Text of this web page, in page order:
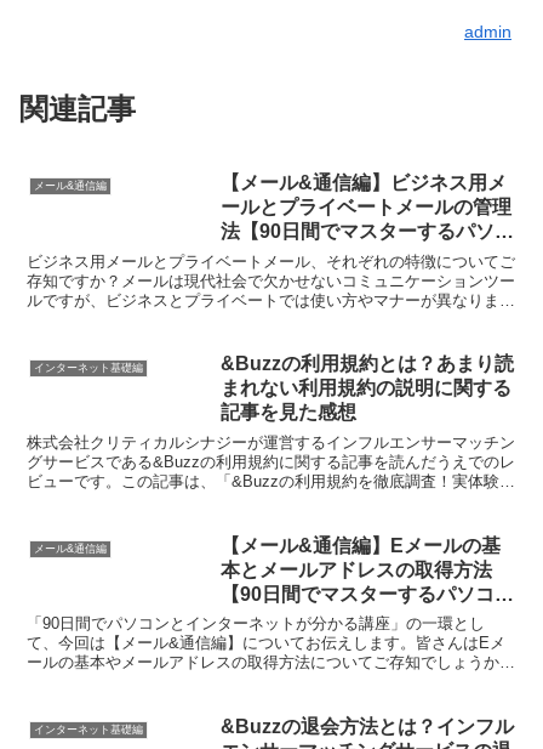
admin
関連記事
メール&通信編
【メール&通信編】ビジネス用メ
ールとプライベートメールの管理
法【90日間でマスターするパソコ
ン講座】
ビジネス用メールとプライベートメール、それぞれの特徴についてご
存知ですか？メールは現代社会で欠かせないコミュニケーションツー
ルですが、ビジネスとプライベートでは使い方やマナーが異なりま
インターネット基礎編
&Buzzの利用規約とは？あまり読
まれない利用規約の説明に関する
記事を見た感想
株式会社クリティカルシナジーが運営するインフルエンサーマッチン
グサービスである&Buzzの利用規約に関する記事を読んだうえでのレ
ビューです。この記事は、「&Buzzの利用規約を徹底調査！実体験か
メール&通信編
【メール&通信編】Eメールの基
本とメールアドレスの取得方法
【90日間でマスターするパソコン
講座】
「90日間でパソコンとインターネットが分かる講座」の一環とし
て、今回は【メール&通信編】についてお伝えします。皆さんはEメ
ールの基本やメールアドレスの取得方法についてご存知でしょうか？
インターネット基礎編
&Buzzの退会方法とは？インフル